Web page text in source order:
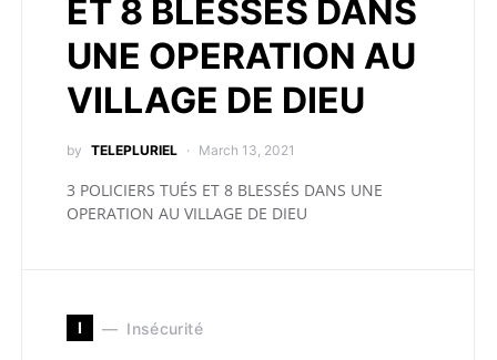
ET 8 BLESSÉS DANS
UNE OPERATION AU
VILLAGE DE DIEU
by TELEPLURIEL March 13, 2021
3 POLICIERS TUÉS ET 8 BLESSÉS DANS UNE
OPERATION AU VILLAGE DE DIEU
I Insécurité